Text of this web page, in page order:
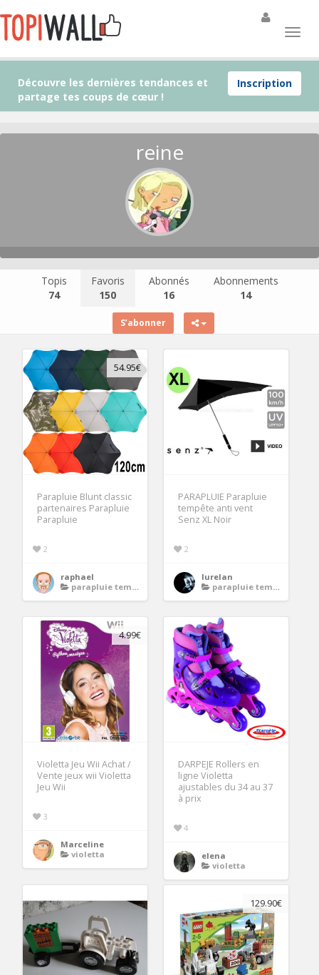
Inscription
Découvre les dernières tendances et
partage tes coups de cœur !
reine
Topis
74
Favoris
150
Abonnés
16
Abonnements
14
S’abonner
54.95€
Parapluie Blunt classic
partenaires Parapluie
Parapluie
2
raphael
parapluie tempete
PARAPLUIE Parapluie
tempête anti vent
Senz XL Noir
2
lurelan
parapluie tempete
4.99€
Violetta Jeu Wii Achat /
Vente jeux wii Violetta
Jeu Wii
3
Marceline
violetta
DARPEJE Rollers en
ligne Violetta
ajustables du 34 au 37
à prix
4
elena
violetta
129.90€